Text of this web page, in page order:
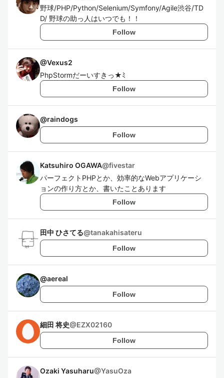
野球/PHP/Python/Selenium/Symfony/Agile渋谷/TD
D/ 野球の助っ人はいつでも！！
Follow
@Vexus2
PhpStormだーいすきっ★ﾐ
Follow
@raindogs
Follow
Katsuhiro OGAWA@fivestar
パーフェクトPHPとか、効率的なWebアプリケーシ
ョンの作り方とか、書いたことあります
Follow
田中 ひさてる@tanakahisateru
Follow
@aereal
Follow
細田 将史@EZX02160
Follow
Ozaki Yasuharu@YasuOza